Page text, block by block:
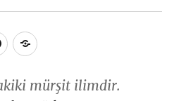
Pinterest
RSS
mürşit ilimdir.